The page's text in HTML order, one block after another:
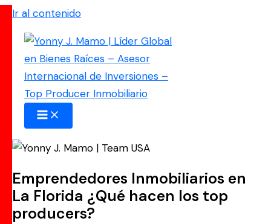
Ir al contenido
Emprendedores Inmobiliarios en
La Florida ¿Qué hacen los top
producers?